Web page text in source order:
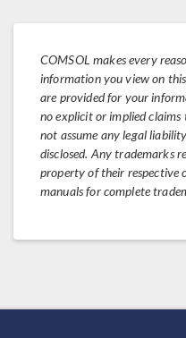
COMSOL makes every
information you view on
are provided for your
no explicit or implied
not assume any legal
disclosed. Any trademarks
property of their respective
manuals for complete